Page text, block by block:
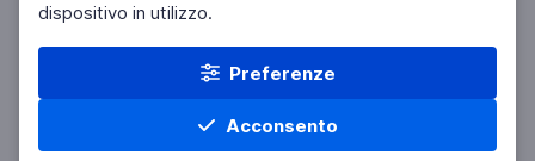
dispositivo in utilizzo.
Preferenze
Acconsento